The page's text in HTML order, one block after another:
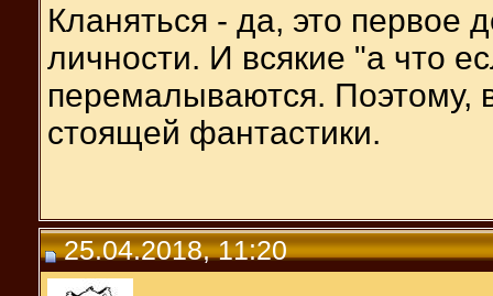
Кланяться - да, это первое
личности. И всякие "а что
перемалываются. Поэтому,
стоящей фантастики.
25.04.2018, 11:20